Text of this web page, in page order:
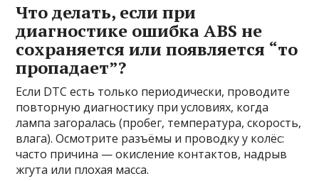
Что делать, если при
диагностике ошибка ABS не
сохраняется или появляется “то
пропадает”?
Если DTC есть только периодически, проводите
повторную диагностику при условиях, когда
лампа загоралась (пробег, температура, скорость,
влага). Осмотрите разъёмы и проводку у колёс:
часто причина — окисление контактов, надрыв
жгута или плохая масса.